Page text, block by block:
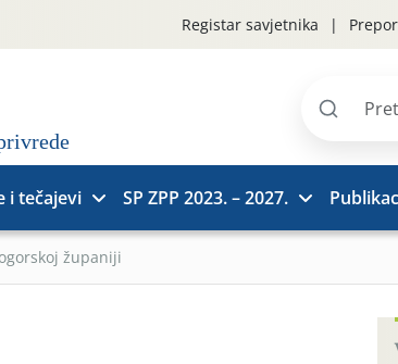
Registar savjetnika
Pretraži
i tečajevi SP ZPP 2023. – 2027.
županiji